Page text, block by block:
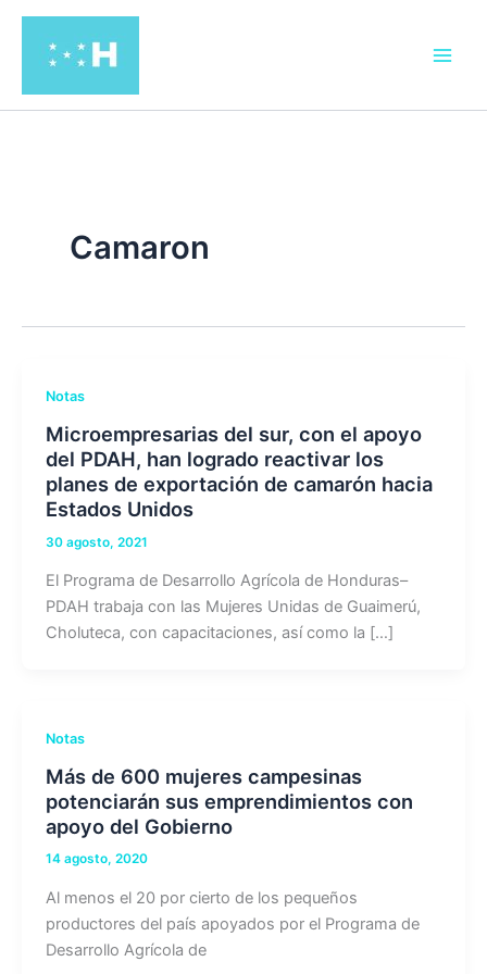
contenido
Camaron
Notas
Microempresarias del sur, con el apoyo
del PDAH, han logrado reactivar los
planes de exportación de camarón hacia
Estados Unidos
30 agosto, 2021
El Programa de Desarrollo Agrícola de Honduras–
PDAH trabaja con las Mujeres Unidas de Guaimerú,
Choluteca, con capacitaciones, así como la […]
Notas
Más de 600 mujeres campesinas
potenciarán sus emprendimientos con
apoyo del Gobierno
14 agosto, 2020
Al menos el 20 por cierto de los pequeños
productores del país apoyados por el Programa de
Desarrollo Agrícola de